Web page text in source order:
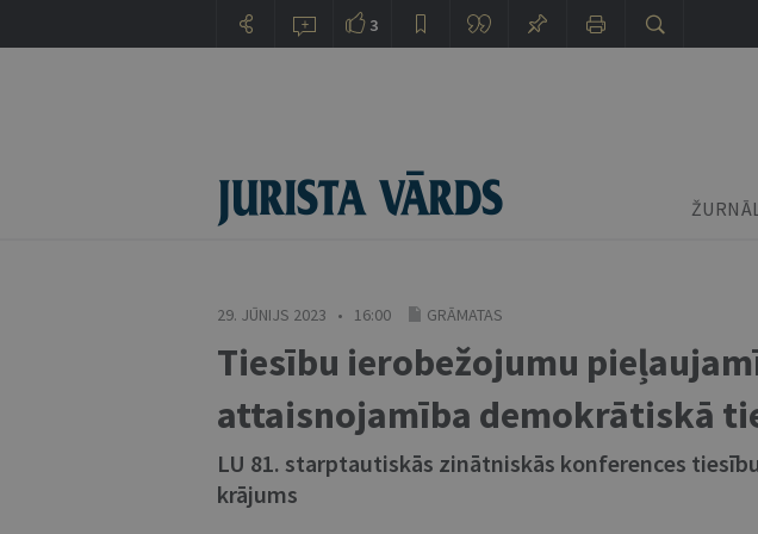
29. JŪNIJS 2023 • 16:00 GRĀMATAS
Tiesību ierobežojumu
attaisnojamība demokrātiskā
LU 81. starptautiskās zinātniskās konferences
krājums
3